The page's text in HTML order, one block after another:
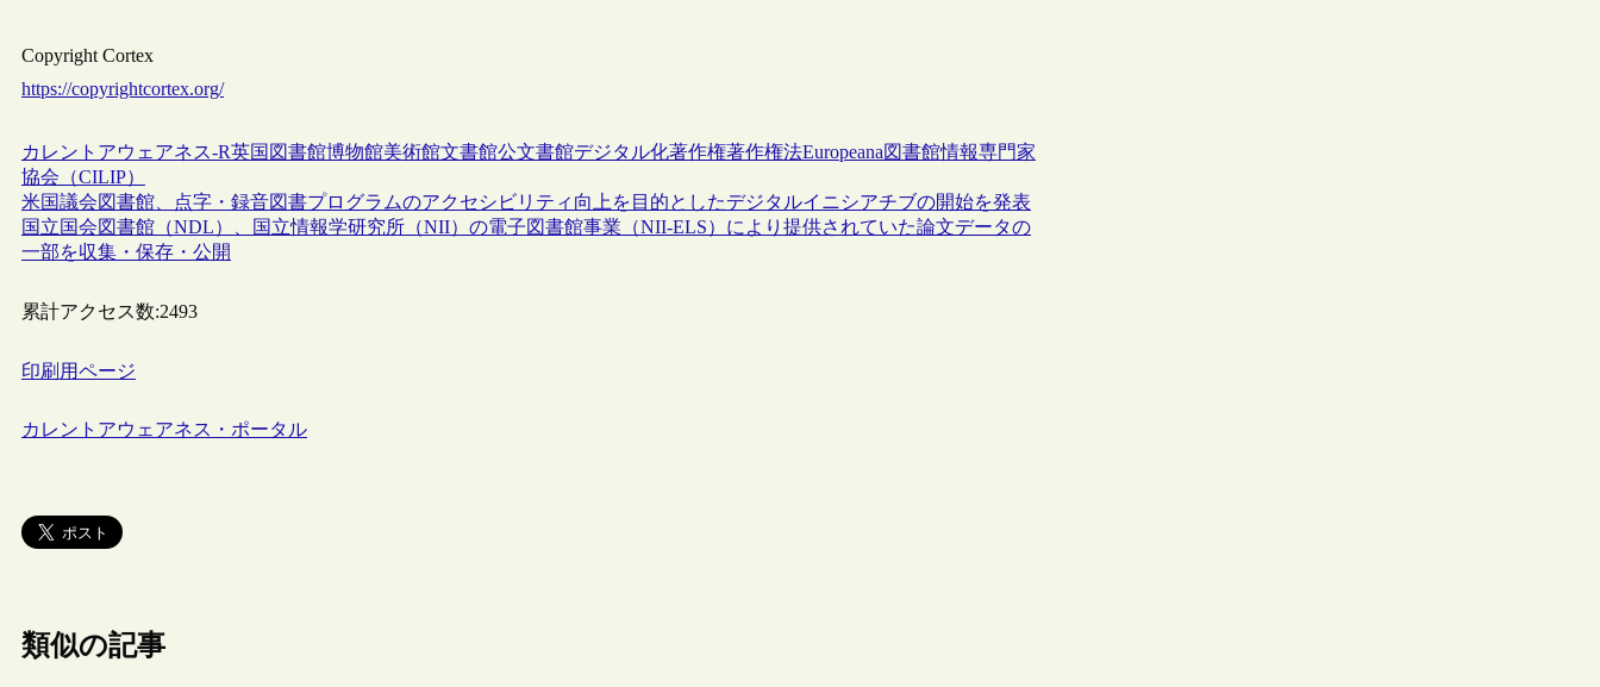
Copyright Cortex
https://copyrightcortex.org/
カレントアウェアネス-R英国 図書館博物館美術館文書館公文書館デジタル化著作権著作権法Europeana図書館情報専門家
協会（CILIP）
米国議会図書館、点字・録音図書プログラムのアクセシビリティ向上を目的としたデジタルイニシアチブの開始を発表
国立国会図書館（NDL）、国立情報学研究所（NII）の電子図書館事業（NII-ELS）により提供されていた論文データの
一部を収集・保存・公開
累計アクセス数:2493
印刷用ページ
カレントアウェアネス・ポータル
類似の記事